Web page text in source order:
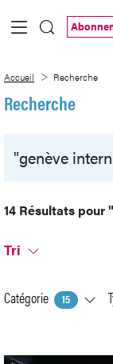
Saut au contenu
Accueil Recherche
Recherche
14 Résultats pour
Tri
Catégorie 15